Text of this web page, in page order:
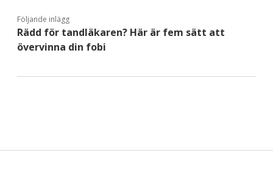
Följande inlägg
Rädd för tandläkaren? Här är fem sätt att
övervinna din fobi